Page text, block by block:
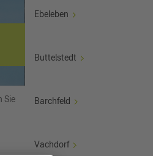
Sie
Ebeleben
Buttelstedt
Barchfeld
Vachdorf